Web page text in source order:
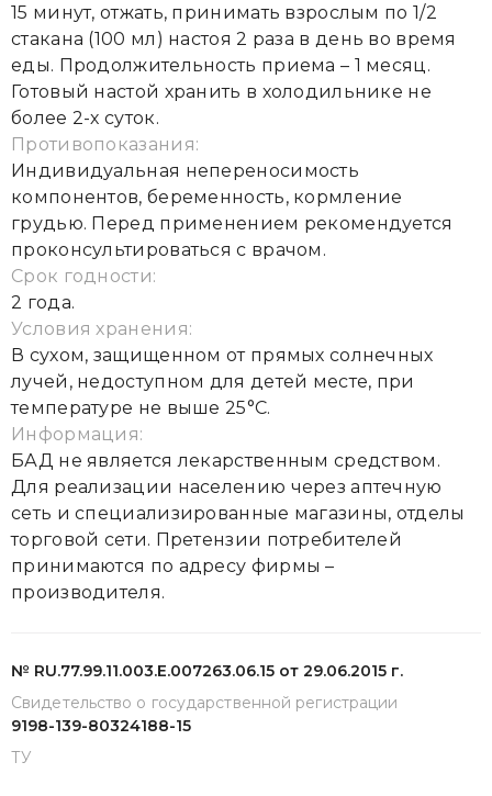
15 минут, отжать, принимать взрослым по 1/2
стакана (100 мл) настоя 2 раза в день во время
еды. Продолжительность приема – 1 месяц.
Готовый настой хранить в холодильнике не
более 2-х суток.
Противопоказания:
Индивидуальная непереносимость
компонентов, беременность, кормление
грудью. Перед применением рекомендуется
проконсультироваться с врачом.
Срок годности:
2 года.
Условия хранения:
В сухом, защищенном от прямых солнечных
лучей, недоступном для детей месте, при
температуре не выше 25°С.
Информация:
БАД не является лекарственным средством.
Для реализации населению через аптечную
сеть и специализированные магазины, отделы
торговой сети. Претензии потребителей
принимаются по адресу фирмы –
производителя.
№ RU.77.99.11.003.Е.007263.06.15 от 29.06.2015 г.
Свидетельство о государственной регистрации
9198-139-80324188-15
ТУ